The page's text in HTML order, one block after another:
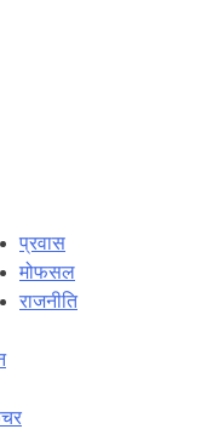
प्रवास
मोफसल
राजनीति